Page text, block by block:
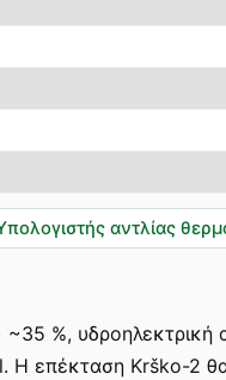
αντλίας
%,
Η επέκταση Krško-2